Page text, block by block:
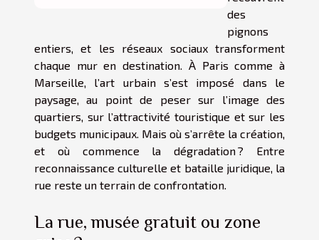
des
pignons
entiers, et les réseaux sociaux transforment
chaque mur en destination. À Paris comme à
Marseille, l’art urbain s’est imposé dans le
paysage, au point de peser sur l’image des
quartiers, sur l’attractivité touristique et sur les
budgets municipaux. Mais où s’arrête la création,
et où commence la dégradation ? Entre
reconnaissance culturelle et bataille juridique, la
rue reste un terrain de confrontation.
La rue, musée gratuit ou zone